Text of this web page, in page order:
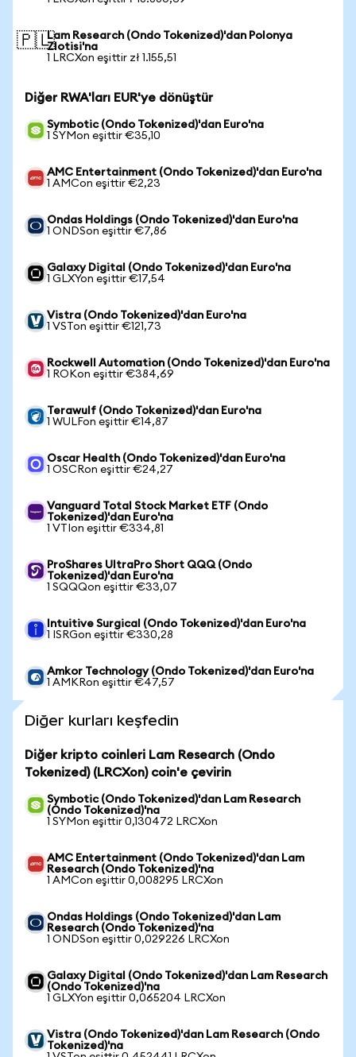
🇵🇱Lam Research (Ondo Tokenized)'dan Polonya
Zlotisi'na
1 LRCXon eşittir zł 1.155,51
Diğer RWA'ları EUR'ye dönüştür
Symbotic (Ondo Tokenized)'dan Euro'na
1 SYMon eşittir €35,10
AMC Entertainment (Ondo Tokenized)'dan Euro'na
1 AMCon eşittir €2,23
Ondas Holdings (Ondo Tokenized)'dan Euro'na
1 ONDSon eşittir €7,86
Galaxy Digital (Ondo Tokenized)'dan Euro'na
1 GLXYon eşittir €17,54
Vistra (Ondo Tokenized)'dan Euro'na
1 VSTon eşittir €121,73
Rockwell Automation (Ondo Tokenized)'dan Euro'na
1 ROKon eşittir €384,69
Terawulf (Ondo Tokenized)'dan Euro'na
1 WULFon eşittir €14,87
Oscar Health (Ondo Tokenized)'dan Euro'na
1 OSCRon eşittir €24,27
Vanguard Total Stock Market ETF (Ondo
Tokenized)'dan Euro'na
1 VTIon eşittir €334,81
ProShares UltraPro Short QQQ (Ondo
Tokenized)'dan Euro'na
1 SQQQon eşittir €33,07
Intuitive Surgical (Ondo Tokenized)'dan Euro'na
1 ISRGon eşittir €330,28
Amkor Technology (Ondo Tokenized)'dan Euro'na
1 AMKRon eşittir €47,57
Diğer kurları keşfedin
Diğer kripto coinleri Lam Research (Ondo
Tokenized) (LRCXon) coin'e çevirin
Symbotic (Ondo Tokenized)'dan Lam Research
(Ondo Tokenized)'na
1 SYMon eşittir 0,130472 LRCXon
AMC Entertainment (Ondo Tokenized)'dan Lam
Research (Ondo Tokenized)'na
1 AMCon eşittir 0,008295 LRCXon
Ondas Holdings (Ondo Tokenized)'dan Lam
Research (Ondo Tokenized)'na
1 ONDSon eşittir 0,029226 LRCXon
Galaxy Digital (Ondo Tokenized)'dan Lam Research
(Ondo Tokenized)'na
1 GLXYon eşittir 0,065204 LRCXon
Vistra (Ondo Tokenized)'dan Lam Research (Ondo
Tokenized)'na